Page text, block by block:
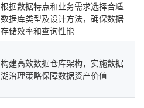
根据数据特点和业务需求选择合适
数据库类型及设计方法，确保数据
存储效率和查询性能
构建高效数据仓库架构，实施数据
湖治理策略保障数据资产价值